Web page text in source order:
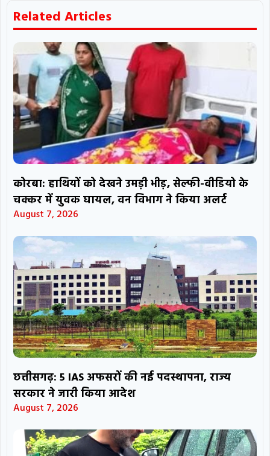
Related Articles
कोरबा: हाथियों को देखने उमड़ी भीड़, सेल्फी-वीडियो के
चक्कर में युवक घायल, वन विभाग ने किया अलर्ट
August 7, 2026
छत्तीसगढ़: 5 IAS अफसरों की नई पदस्थापना, राज्य
सरकार ने जारी किया आदेश
August 7, 2026